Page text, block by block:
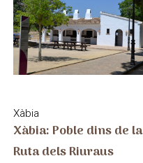
Xàbia
Xàbia: Poble dins de la
Ruta dels Riuraus